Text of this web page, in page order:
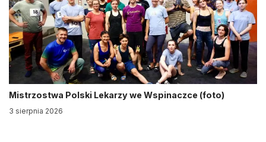
Mistrzostwa Polski Lekarzy we Wspinaczce (foto)
3 sierpnia 2026